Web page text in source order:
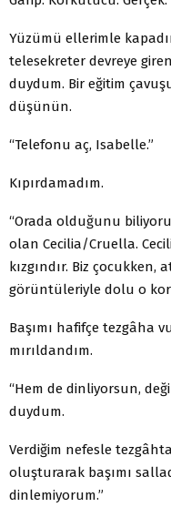
Yüzümü ellerimle
telesekreter devreye
duydum. Bir eğitim
düşünün.
“Telefonu aç, Isabelle.”
Kıpırdamadım.
“Orada olduğunu
olan Cecilia/Cruella.
kızgındır. Biz
görüntüleriyle dolu o
Başımı hafifçe tezgâha
mırıldandım.
“Hem de dinliyorsun,
duydum.
Verdiğim nefesle
oluşturarak başımı
dinlemiyorum.”